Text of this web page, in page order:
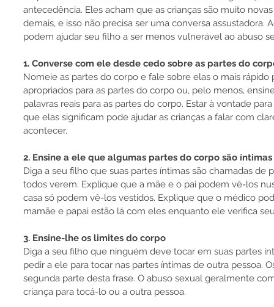
antecedência. Eles acham que as crianças são muito
demais, e isso não precisa ser uma conversa assustadora.
podem ajudar seu filho a ser menos vulnerável ao abuso
1. Converse com ele desde cedo sobre as partes do
Nomeie as partes do corpo e fale sobre elas o mais
apropriados para as partes do corpo ou, pelo menos,
palavras reais para as partes do corpo. Estar à vontade
que elas significam pode ajudar as crianças a falar com
acontecer.
2. Ensine a ele que algumas partes do corpo são íntimas
Diga a seu filho que suas partes íntimas são chamadas de
todos verem. Explique que a mãe e o pai podem vê-los
casa só podem vê-los vestidos. Explique que o médico
mamãe e papai estão lá com eles enquanto ele verifica
3. Ensine-lhe os limites do corpo
Diga a seu filho que ninguém deve tocar em suas partes
pedir a ele para tocar nas partes íntimas de outra pessoa.
segunda parte desta frase. O abuso sexual geralmente
criança para tocá-lo ou a outra pessoa.